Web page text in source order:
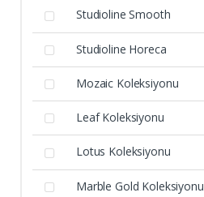
Studioline Smooth
Studioline Horeca
Mozaic Koleksiyonu
Leaf Koleksiyonu
Lotus Koleksiyonu
Marble Gold Koleksiyonu